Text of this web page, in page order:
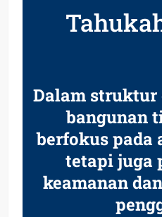
Dalam
bangunan
berfokus pada
tetapi juga
keamanan